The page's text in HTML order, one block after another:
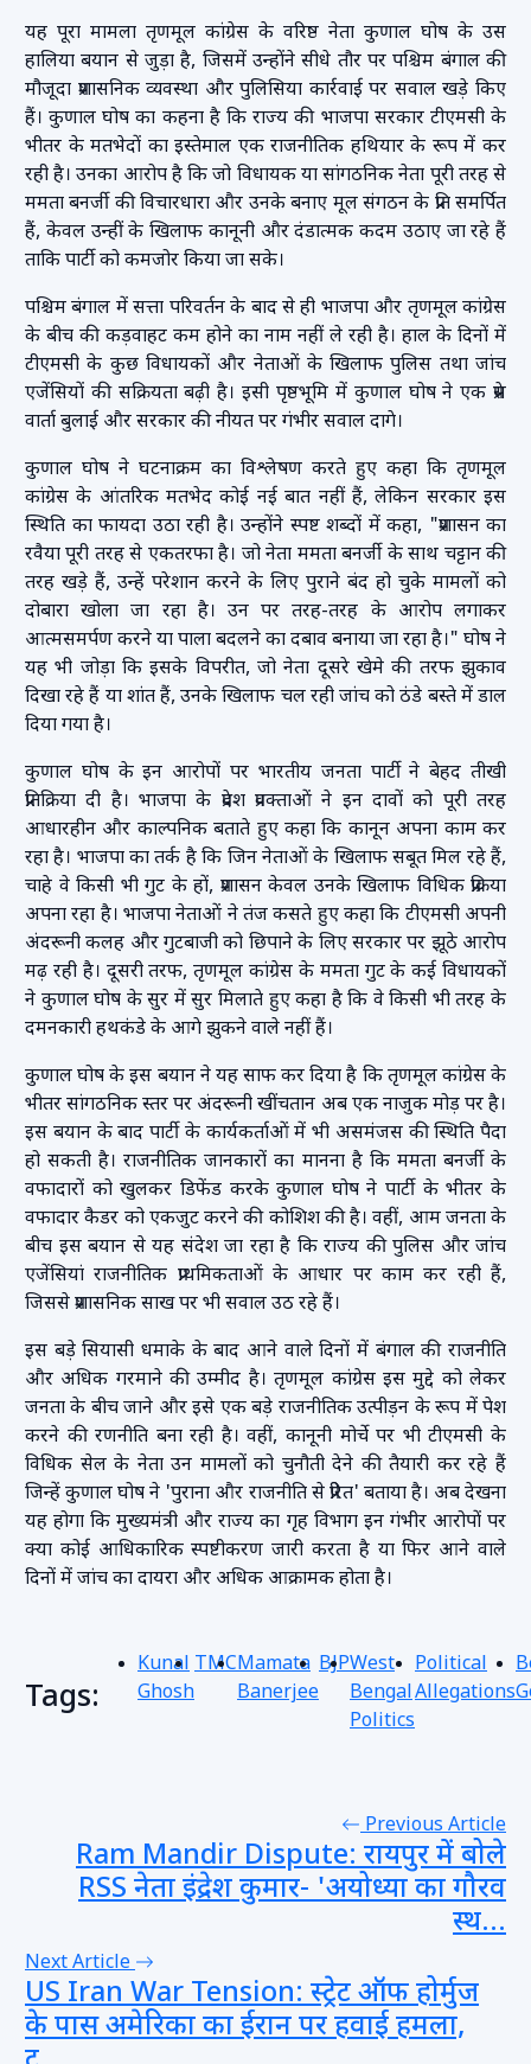
यह पूरा मामला तृणमूल कांग्रेस के वरिष्ठ नेता कुणाल घोष के उस
हालिया बयान से जुड़ा है, जिसमें उन्होंने सीधे तौर पर पश्चिम बंगाल की
मौजूदा प्रशासनिक व्यवस्था और पुलिसिया कार्रवाई पर सवाल खड़े किए
हैं। कुणाल घोष का कहना है कि राज्य की भाजपा सरकार टीएमसी के
भीतर के मतभेदों का इस्तेमाल एक राजनीतिक हथियार के रूप में कर
रही है। उनका आरोप है कि जो विधायक या सांगठनिक नेता पूरी तरह से
ममता बनर्जी की विचारधारा और उनके बनाए मूल संगठन के प्रति समर्पित
हैं, केवल उन्हीं के खिलाफ कानूनी और दंडात्मक कदम उठाए जा रहे हैं
ताकि पार्टी को कमजोर किया जा सके।
पश्चिम बंगाल में सत्ता परिवर्तन के बाद से ही भाजपा और तृणमूल कांग्रेस
के बीच की कड़वाहट कम होने का नाम नहीं ले रही है। हाल के दिनों में
टीएमसी के कुछ विधायकों और नेताओं के खिलाफ पुलिस तथा जांच
एजेंसियों की सक्रियता बढ़ी है। इसी पृष्ठभूमि में कुणाल घोष ने एक प्रेस
वार्ता बुलाई और सरकार की नीयत पर गंभीर सवाल दागे।
कुणाल घोष ने घटनाक्रम का विश्लेषण करते हुए कहा कि तृणमूल
कांग्रेस के आंतरिक मतभेद कोई नई बात नहीं हैं, लेकिन सरकार इस
स्थिति का फायदा उठा रही है। उन्होंने स्पष्ट शब्दों में कहा, "प्रशासन का
रवैया पूरी तरह से एकतरफा है। जो नेता ममता बनर्जी के साथ चट्टान की
तरह खड़े हैं, उन्हें परेशान करने के लिए पुराने बंद हो चुके मामलों को
दोबारा खोला जा रहा है। उन पर तरह-तरह के आरोप लगाकर
आत्मसमर्पण करने या पाला बदलने का दबाव बनाया जा रहा है।" घोष ने
यह भी जोड़ा कि इसके विपरीत, जो नेता दूसरे खेमे की तरफ झुकाव
दिखा रहे हैं या शांत हैं, उनके खिलाफ चल रही जांच को ठंडे बस्ते में डाल
दिया गया है।
कुणाल घोष के इन आरोपों पर भारतीय जनता पार्टी ने बेहद तीखी
प्रतिक्रिया दी है। भाजपा के प्रदेश प्रवक्ताओं ने इन दावों को पूरी तरह
आधारहीन और काल्पनिक बताते हुए कहा कि कानून अपना काम कर
रहा है। भाजपा का तर्क है कि जिन नेताओं के खिलाफ सबूत मिल रहे हैं,
चाहे वे किसी भी गुट के हों, प्रशासन केवल उनके खिलाफ विधिक प्रक्रिया
अपना रहा है। भाजपा नेताओं ने तंज कसते हुए कहा कि टीएमसी अपनी
अंदरूनी कलह और गुटबाजी को छिपाने के लिए सरकार पर झूठे आरोप
मढ़ रही है। दूसरी तरफ, तृणमूल कांग्रेस के ममता गुट के कई विधायकों
ने कुणाल घोष के सुर में सुर मिलाते हुए कहा है कि वे किसी भी तरह के
दमनकारी हथकंडे के आगे झुकने वाले नहीं हैं।
कुणाल घोष के इस बयान ने यह साफ कर दिया है कि तृणमूल कांग्रेस के
भीतर सांगठनिक स्तर पर अंदरूनी खींचतान अब एक नाजुक मोड़ पर है।
इस बयान के बाद पार्टी के कार्यकर्ताओं में भी असमंजस की स्थिति पैदा
हो सकती है। राजनीतिक जानकारों का मानना है कि ममता बनर्जी के
वफादारों को खुलकर डिफेंड करके कुणाल घोष ने पार्टी के भीतर के
वफादार कैडर को एकजुट करने की कोशिश की है। वहीं, आम जनता के
बीच इस बयान से यह संदेश जा रहा है कि राज्य की पुलिस और जांच
एजेंसियां राजनीतिक प्राथमिकताओं के आधार पर काम कर रही हैं,
जिससे प्रशासनिक साख पर भी सवाल उठ रहे हैं।
इस बड़े सियासी धमाके के बाद आने वाले दिनों में बंगाल की राजनीति
और अधिक गरमाने की उम्मीद है। तृणमूल कांग्रेस इस मुद्दे को लेकर
जनता के बीच जाने और इसे एक बड़े राजनीतिक उत्पीड़न के रूप में पेश
करने की रणनीति बना रही है। वहीं, कानूनी मोर्चे पर भी टीएमसी के
विधिक सेल के नेता उन मामलों को चुनौती देने की तैयारी कर रहे हैं
जिन्हें कुणाल घोष ने 'पुराना और राजनीति से प्रेरित' बताया है। अब देखना
यह होगा कि मुख्यमंत्री और राज्य का गृह विभाग इन गंभीर आरोपों पर
क्या कोई आधिकारिक स्पष्टीकरण जारी करता है या फिर आने वाले
दिनों में जांच का दायरा और अधिक आक्रामक होता है।
Tags:
Kunal
Ghosh
TMCMamata
Banerjee
BJPWest
Bengal
Politics
Political
Allegations
Previous Article
Ram Mandir Dispute: रायपुर में बोले
RSS नेता इंद्रेश कुमार- 'अयोध्या का गौरव
स्थ...
Next Article
US Iran War Tension: स्ट्रेट ऑफ होर्मुज
के पास अमेरिका का ईरान पर हवाई हमला,